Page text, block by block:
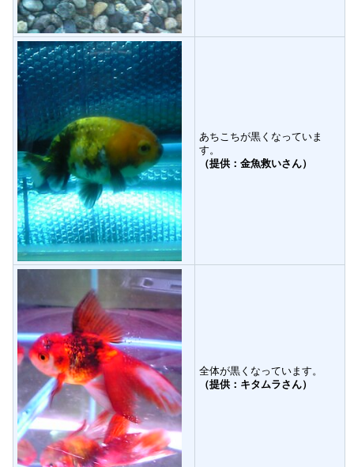
あちこちが黒くなっていま
す。
（提供：金魚救いさん）
全体が黒くなっています。
（提供：キタムラさん）